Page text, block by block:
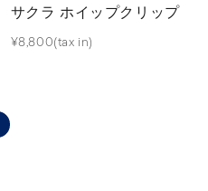
サクラ ホイップクリップ
¥8,800(tax in)